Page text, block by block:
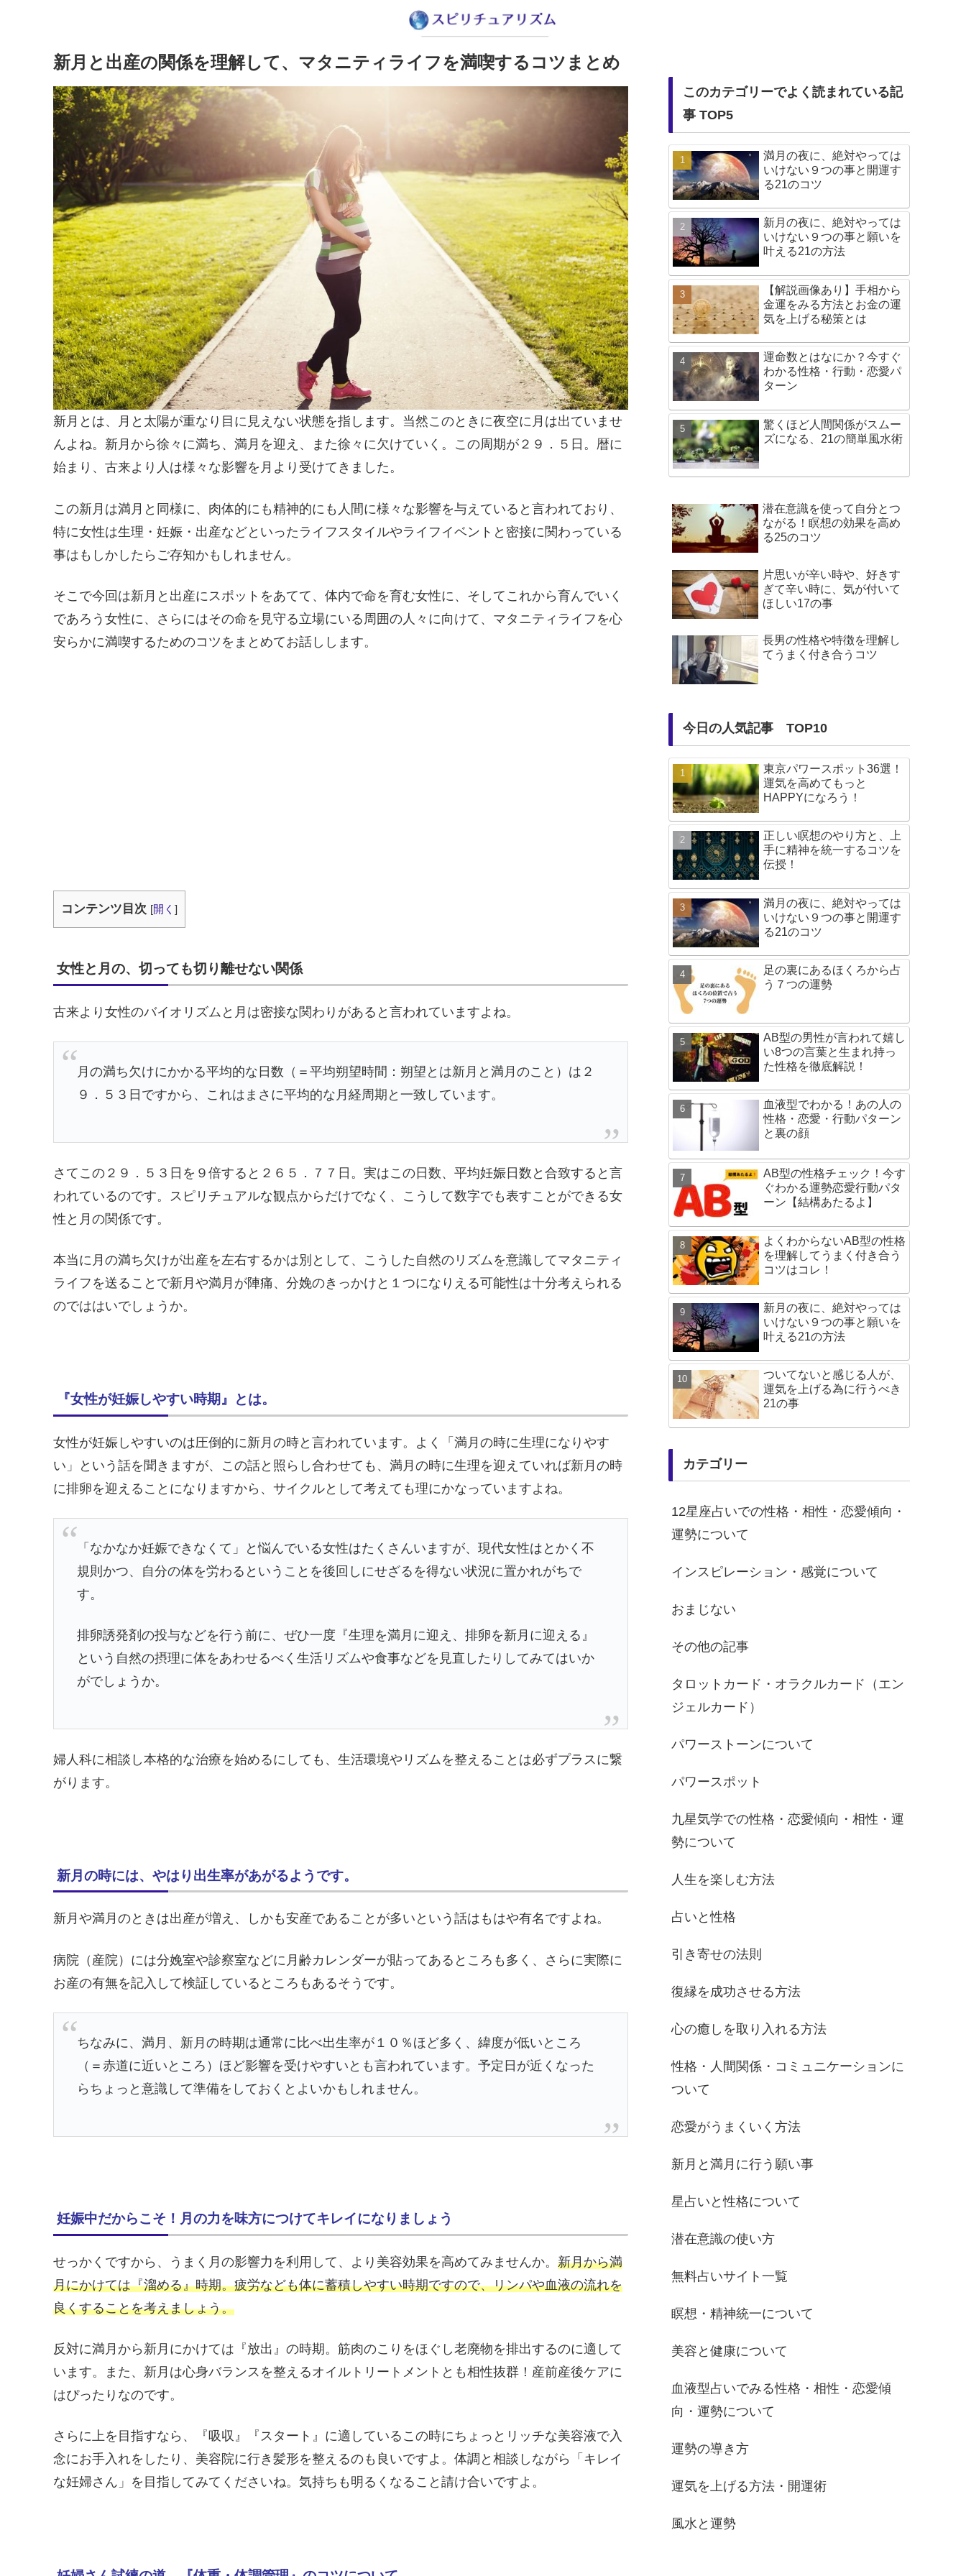
新月と出産の関係を理解して、マタニティライフを満喫するコツまとめ
新月とは、月と太陽が重なり目に見えない状態を指します。当然このときに夜空に月は出ていませ
んよね。新月から徐々に満ち、満月を迎え、また徐々に欠けていく。この周期が２９．５日。暦に
始まり、古来より人は様々な影響を月より受けてきました。
この新月は満月と同様に、肉体的にも精神的にも人間に様々な影響を与えていると言われており、
特に女性は生理・妊娠・出産などといったライフスタイルやライフイベントと密接に関わっている
事はもしかしたらご存知かもしれません。
そこで今回は新月と出産にスポットをあてて、体内で命を育む女性に、そしてこれから育んでいく
であろう女性に、さらにはその命を見守る立場にいる周囲の人々に向けて、マタニティライフを心
安らかに満喫するためのコツをまとめてお話しします。
コンテンツ目次 [開く ]
女性と月の、切っても切り離せない関係
古来より女性のバイオリズムと月は密接な関わりがあると言われていますよね。
月の満ち欠けにかかる平均的な日数（＝平均朔望時間：朔望とは新月と満月のこと）は２
９．５３日ですから、これはまさに平均的な月経周期と一致しています。
さてこの２９．５３日を９倍すると２６５．７７日。実はこの日数、平均妊娠日数と合致すると言
われているのです。スピリチュアルな観点からだけでなく、こうして数字でも表すことができる女
性と月の関係です。
本当に月の満ち欠けが出産を左右するかは別として、こうした自然のリズムを意識してマタニティ
ライフを送ることで新月や満月が陣痛、分娩のきっかけと１つになりえる可能性は十分考えられる
のでははいでしょうか。
『女性が妊娠しやすい時期』とは。
女性が妊娠しやすいのは圧倒的に新月の時と言われています。よく「満月の時に生理になりやす
い」という話を聞きますが、この話と照らし合わせても、満月の時に生理を迎えていれば新月の時
に排卵を迎えることになりますから、サイクルとして考えても理にかなっていますよね。
「なかなか妊娠できなくて」と悩んでいる女性はたくさんいますが、現代女性はとかく不
規則かつ、自分の体を労わるということを後回しにせざるを得ない状況に置かれがちで
す。
排卵誘発剤の投与などを行う前に、ぜひ一度『生理を満月に迎え、排卵を新月に迎える』
という自然の摂理に体をあわせるべく生活リズムや食事などを見直したりしてみてはいか
がでしょうか。
婦人科に相談し本格的な治療を始めるにしても、生活環境やリズムを整えることは必ずプラスに繋
がります。
新月の時には、やはり出生率があがるようです。
新月や満月のときは出産が増え、しかも安産であることが多いという話はもはや有名ですよね。
病院（産院）には分娩室や診察室などに月齢カレンダーが貼ってあるところも多く、さらに実際に
お産の有無を記入して検証しているところもあるそうです。
ちなみに、満月、新月の時期は通常に比べ出生率が１０％ほど多く、緯度が低いところ
（＝赤道に近いところ）ほど影響を受けやすいとも言われています。予定日が近くなった
らちょっと意識して準備をしておくとよいかもしれません。
妊娠中だからこそ！月の力を味方につけてキレイになりましょう
せっかくですから、うまく月の影響力を利用して、より美容効果を高めてみませんか。 新月から満
月にかけては『溜める』時期。疲労なども体に蓄積しやすい時期ですので、リンパや血液の流れを
良くすることを考えましょう。
反対に満月から新月にかけては『放出』の時期。筋肉のこりをほぐし老廃物を排出するのに適して
います。また、新月は心身バランスを整えるオイルトリートメントとも相性抜群！産前産後ケアに
はぴったりなのです。
さらに上を目指すなら、『吸収』『スタート』に適しているこの時にちょっとリッチな美容液で入
念にお手入れをしたり、美容院に行き髪形を整えるのも良いですよ。体調と相談しながら「キレイ
な妊婦さん」を目指してみてくださいね。気持ちも明るくなること請け合いですよ。
このカテゴリーでよく読まれている記
事 TOP5
満月の夜に、絶対やっては
いけない９つの事と開運す
る21のコツ
新月の夜に、絶対やっては
いけない９つの事と願いを
叶える21の方法
【解説画像あり】手相から
金運をみる方法とお金の運
気を上げる秘策とは
運命数とはなにか？今すぐ
わかる性格・行動・恋愛パ
ターン
驚くほど人間関係がスムー
ズになる、21の簡単風水術
潜在意識を使って自分とつ
ながる！瞑想の効果を高め
る25のコツ
片思いが辛い時や、好きす
ぎて辛い時に、気が付いて
ほしい17の事
長男の性格や特徴を理解し
てうまく付き合うコツ
今日の人気記事 TOP10
東京パワースポット36選！
運気を高めてもっと
HAPPYになろう！
正しい瞑想のやり方と、上
手に精神を統一するコツを
伝授！
満月の夜に、絶対やっては
いけない９つの事と開運す
る21のコツ
足の裏にあるほくろから占
う７つの運勢
AB型の男性が言われて嬉し
い8つの言葉と生まれ持っ
た性格を徹底解説！
血液型でわかる！あの人の
性格・恋愛・行動パターン
と裏の顔
AB型の性格チェック！今す
ぐわかる運勢恋愛行動パタ
ーン【結構あたるよ】
よくわからないAB型の性格
を理解してうまく付き合う
コツはコレ！
新月の夜に、絶対やっては
いけない９つの事と願いを
叶える21の方法
ついてないと感じる人が、
運気を上げる為に行うべき
21の事
カテゴリー
12星座占いでの性格・相性・恋愛傾向・
運勢について
インスピレーション・感覚について
おまじない
その他の記事
タロットカード・オラクルカード（エン
ジェルカード）
パワーストーンについて
パワースポット
九星気学での性格・恋愛傾向・相性・運
勢について
人生を楽しむ方法
占いと性格
引き寄せの法則
復縁を成功させる方法
心の癒しを取り入れる方法
性格・人間関係・コミュニケーションに
ついて
恋愛がうまくいく方法
新月と満月に行う願い事
星占いと性格について
潜在意識の使い方
無料占いサイト一覧
瞑想・精神統一について
美容と健康について
血液型占いでみる性格・相性・恋愛傾
向・運勢について
運勢の導き方
運気を上げる方法・開運術
風水と運勢